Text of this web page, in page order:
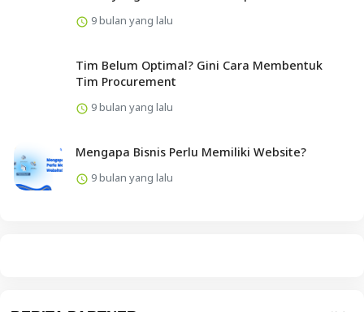
9 bulan yang lalu
Tim Belum Optimal? Gini Cara Membentuk
Tim Procurement
9 bulan yang lalu
Mengapa Bisnis Perlu Memiliki Website?
9 bulan yang lalu